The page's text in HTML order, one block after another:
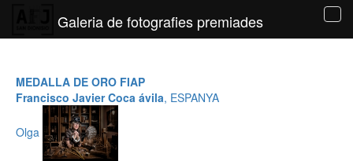
Galeria de fotografies premiades
MEDALLA DE ORO FIAP
Francisco Javier Coca ávila, ESPANYA
Olga